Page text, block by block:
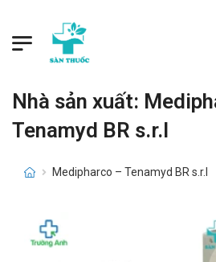
Nhà sản xuất:
Tenamyd BR s.r.l
Medipharco – Tenamyd BR s.r.l